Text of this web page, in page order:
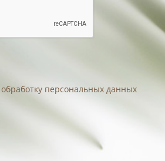
обработку персональных данных